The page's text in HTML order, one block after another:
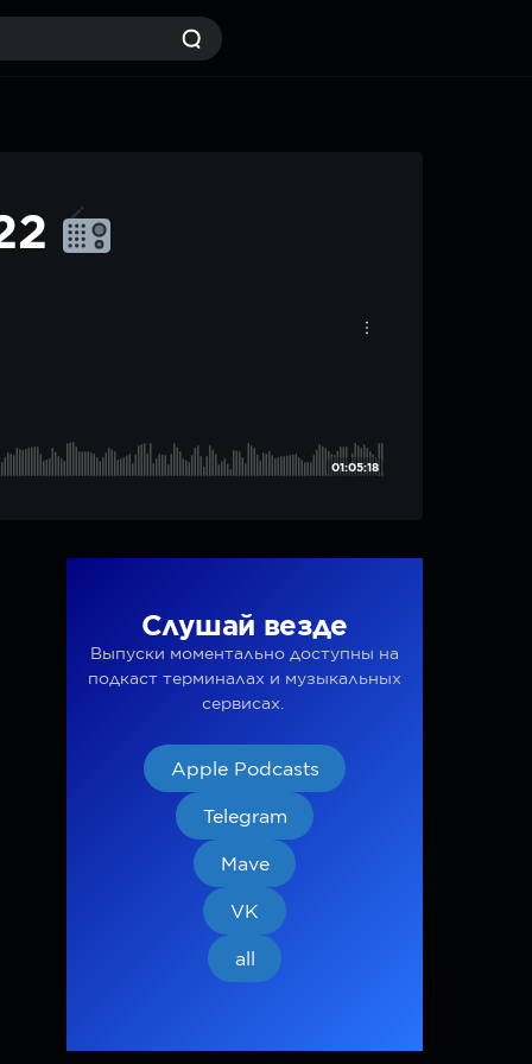
01:05:18
Слушай везде
Выпуски моментально доступны на
подкаст терминалах и музыкальных
сервисах.
Apple Podcasts
Telegram
Mave
VK
all